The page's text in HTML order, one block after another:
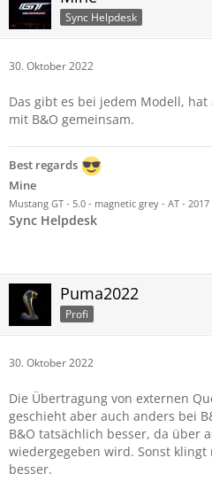
Sync Helpdesk
30. Oktober 2022
Das gibt es bei jedem Modell,
mit B&O gemeinsam.
Best regards
Mine
Mustang GT - 5.0 - magnetic grey - AT - 2017
Sync Helpdesk
Puma2022
Profi
30. Oktober 2022
Die Übertragung von externen
geschieht aber auch anders bei
B&O tatsächlich besser, da über
wiedergegeben wird. Sonst
besser.